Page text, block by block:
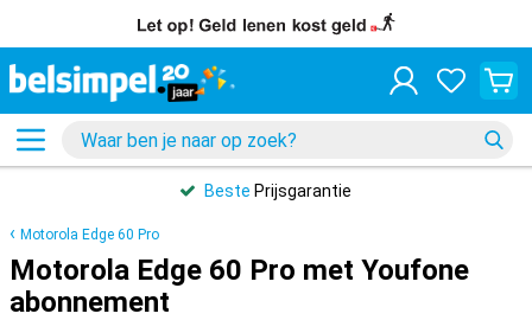
Beste Prijsgarantie
Motorola Edge 60 Pro
Motorola Edge 60 Pro met Youfone
abonnement